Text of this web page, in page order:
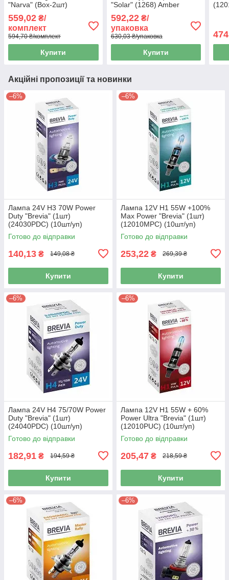
"Narva" (Box-2шт)
559,02 ₴/
комплект
594,70 ₴/комплект
Купити
"Solar" (1268) Amber
592,22₴/
упаковка
630,03 ₴/упаковка
Купити
Акційні пропозиції та новинки
–6%
Лампа 24V H3 70W Power
Duty "Brevia" (1шт)
(24030PDC) (10шт/уп)
Готово до відправки
140,13 ₴ 149,08 ₴
Купити
–6%
Лампа 12V H1 55W +100%
Max Power "Brevia" (1шт)
(12010MPC) (10шт/уп)
Готово до відправки
253,22 ₴ 269,39 ₴
Купити
–6%
Лампа 24V H4 75/70W Power
Duty "Brevia" (1шт)
(24040PDC) (10шт/уп)
Готово до відправки
182,91 ₴ 194,59 ₴
Купити
–6%
Лампа 12V H1 55W + 60%
Power Ultra "Brevia" (1шт)
(12010PUC) (10шт/уп)
Готово до відправки
205,47 ₴ 218,59 ₴
Купити
–6% –6%